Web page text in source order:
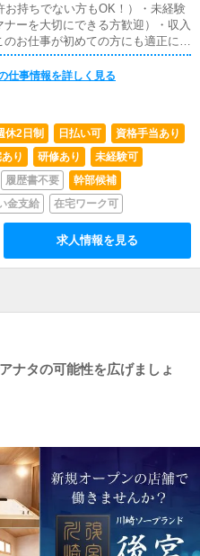
ご安心ください。■アルバイト｜店
ご案内などの接客、備品補充・タ
いただきます。
持ちでない方もOK！）・未経験
ーを大切にできる方歓迎）・収入
お仕事が初めての方にも適正に応
、スピーディに成長いただけま
仕事情報を詳しく見る
休2日制 日払い可
資格手当あり
り 研修あり
未経験可
履歴書不要
幹部候補
金支給 在宅ワーク可
求人情報を見る
ナタの可能性を広げましょ